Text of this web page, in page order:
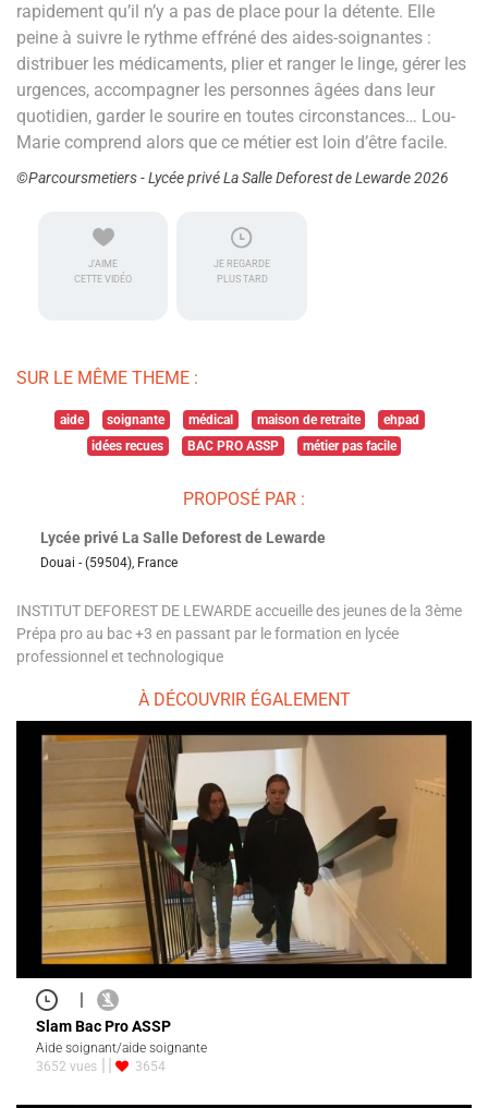
rapidement qu’il n’y a pas de place pour la détente. Elle
peine à suivre le rythme effréné des aides-soignantes :
distribuer les médicaments, plier et ranger le linge, gérer les
urgences, accompagner les personnes âgées dans leur
quotidien, garder le sourire en toutes circonstances… Lou-
Marie comprend alors que ce métier est loin d’être facile.
©Parcoursmetiers - Lycée privé La Salle Deforest de Lewarde 2026
J'AIME
CETTE VIDÉO
JE REGARDE
PLUS TARD
SUR LE MÊME THEME :
aide soignante médical maison de retraite
ehpad
idées recues
BAC PRO ASSP métier pas facile
PROPOSÉ PAR :
Lycée privé La Salle Deforest de Lewarde
Douai - (59504), France
INSTITUT DEFOREST DE LEWARDE accueille des jeunes de la 3ème
Prépa pro au bac +3 en passant par le formation en lycée
professionnel et technologique
À DÉCOUVRIR ÉGALEMENT
|
Slam Bac Pro ASSP
Aide soignant/aide soignante
3652 vues
3654